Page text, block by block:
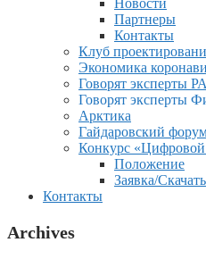
Новости
Партнеры
Контакты
Клуб
Экономика
Говорят эксперты
Говорят эксперты
Арктика
Гайдаровский
Конкурс
Положение
Заявка/Скачать
Контакты
Archives